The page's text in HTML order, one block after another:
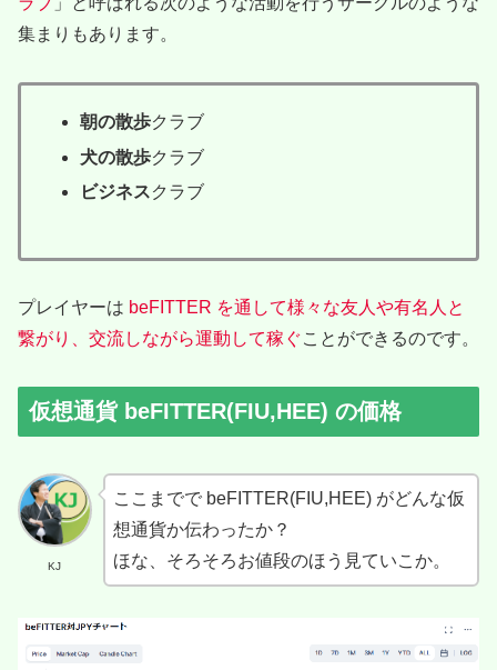
集まりもあります。
朝の散歩クラブ
犬の散歩クラブ
ビジネスクラブ
プレイヤーは beFITTER を通して様々な友人や有名人と
繋がり、交流しながら運動して稼ぐことができるのです。
仮想通貨 beFITTER(FIU,HEE) の価格
KJ
ここまでで beFITTER(FIU,HEE) がどんな仮
想通貨か伝わったか？
ほな、そろそろお値段のほう見ていこか。